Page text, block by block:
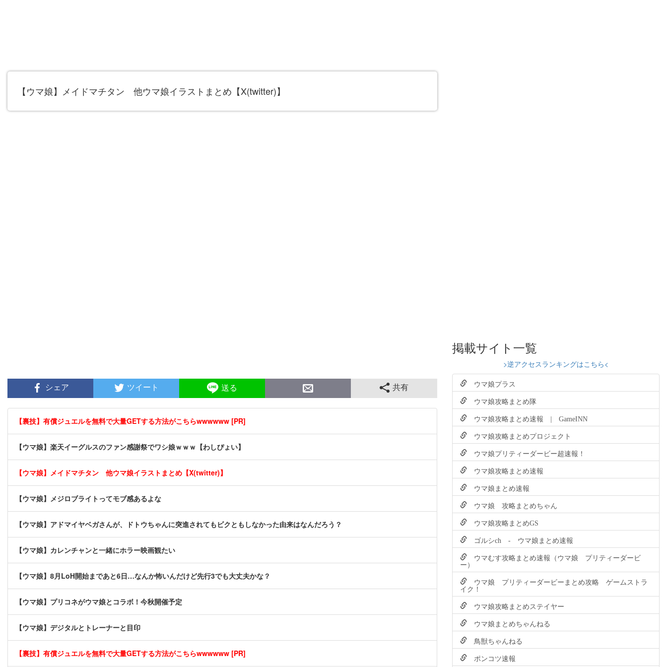
【ウマ娘】メイドマチタン 他ウマ娘イラストまとめ【X(twitter)】
シェア ツイート 送る 共有
【裏技】有償ジュエルを無料で大量GETする方法がこちらwwwwww [PR]
【ウマ娘】楽天イーグルスのファン感謝祭でワシ娘ｗｗｗ【わしぴょい】
【ウマ娘】メイドマチタン 他ウマ娘イラストまとめ【X(twitter)】
【ウマ娘】メジロブライトってモブ感あるよな
【ウマ娘】アドマイヤベガさんが、ドトウちゃんに突進されてもビクともしなかった由来はなんだろう？
【ウマ娘】カレンチャンと一緒にホラー映画観たい
【ウマ娘】8月LoH開始まであと6日…なんか怖いんだけど先行3でも大丈夫かな？
【ウマ娘】プリコネがウマ娘とコラボ！今秋開催予定
【ウマ娘】デジタルとトレーナーと目印
【裏技】有償ジュエルを無料で大量GETする方法がこちらwwwwww [PR]
掲載サイト一覧
>逆アクセスランキングはこちら<
ウマ娘プラス
ウマ娘攻略まとめ隊
ウマ娘攻略まとめ速報 | GameINN
ウマ娘攻略まとめプロジェクト
ウマ娘プリティーダービー超速報！
ウマ娘攻略まとめ速報
ウマ娘まとめ速報
ウマ娘 攻略まとめちゃん
ウマ娘攻略まとめGS
ゴルシch - ウマ娘まとめ速報
ウマむす攻略まとめ速報（ウマ娘 プリティーダービ
ー）
ウマ娘 プリティーダービーまとめ攻略 ゲームストラ
イク！
ウマ娘攻略まとめステイヤー
ウマ娘まとめちゃんねる
鳥獣ちゃんねる
ポンコツ速報